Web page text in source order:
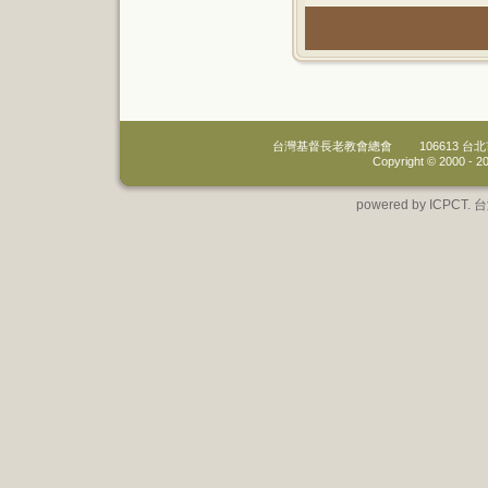
台灣基督長老教會總會
106613 台
Copyright © 2000 -
powered by ICPCT.